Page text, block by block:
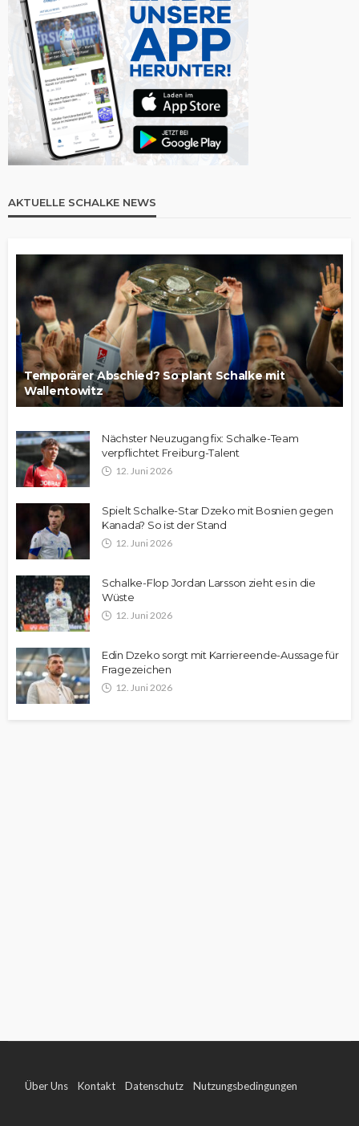
AKTUELLE SCHALKE NEWS
Temporärer Abschied? So plant Schalke mit
Wallentowitz
Nächster Neuzugang fix: Schalke-Team
verpflichtet Freiburg-Talent
12. Juni 2026
Spielt Schalke-Star Dzeko mit Bosnien gegen
Kanada? So ist der Stand
12. Juni 2026
Schalke-Flop Jordan Larsson zieht es in die
Wüste
12. Juni 2026
Edin Dzeko sorgt mit Karriereende-Aussage für
Fragezeichen
12. Juni 2026
Über Uns Kontakt Datenschutz Nutzungsbedingungen